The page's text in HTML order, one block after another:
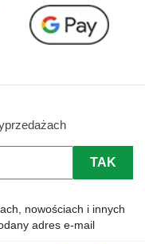
nowościach i innych
adres e-mail